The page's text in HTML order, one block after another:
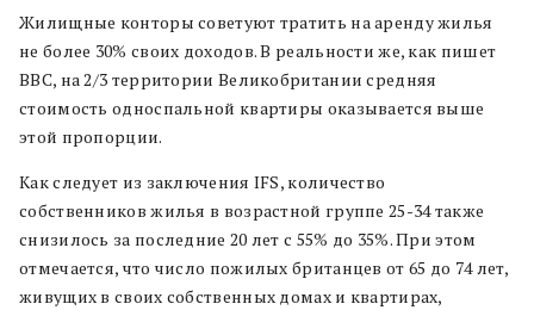
Жилищные конторы советуют тратить на аренду жилья
не более 30% своих доходов. В реальности же, как пишет
BBC, на 2/3 территории Великобритании средняя
стоимость односпальной квартиры оказывается выше
этой пропорции.
Как следует из заключения IFS, количество
собственников жилья в возрастной группе 25-34 также
снизилось за последние 20 лет с 55% до 35%. При этом
отмечается, что число пожилых британцев от 65 до 74 лет,
живущих в своих собственных домах и квартирах,